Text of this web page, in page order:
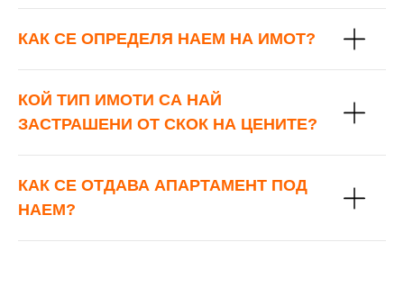
КАК СЕ ОПРЕДЕЛЯ НАЕМ НА ИМОТ?
КОЙ ТИП ИМОТИ СА НАЙ
ЗАСТРАШЕНИ ОТ СКОК НА ЦЕНИТЕ?
КАК СЕ ОТДАВА АПАРТАМЕНТ ПОД
НАЕМ?